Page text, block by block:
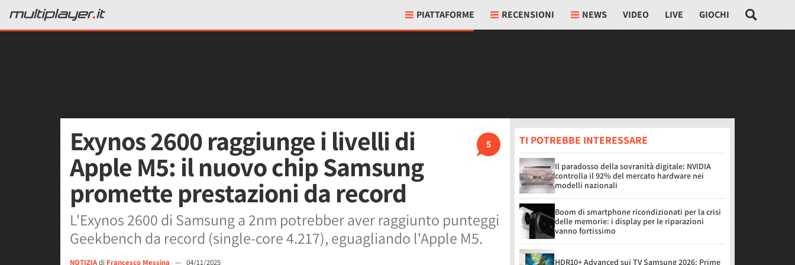
PIATTAFORME RECENSIONI NEWS VIDEO LIVE GIOCHI
5
Exynos 2600 raggiunge i livelli di
Apple M5: il nuovo chip Samsung
promette prestazioni da record
L'Exynos 2600 di Samsung a 2nm potrebber aver raggiunto punteggi
Geekbench da record (single-core 4.217), eguagliando l'Apple M5.
NOTIZIAdi Francesco Messina — 04/11/2025
TI POTREBBE INTERESSARE
Il paradosso della sovranità digitale: NVIDIA
controlla il 92% del mercato hardware nei
modelli nazionali
Boom di smartphone ricondizionati per la crisi
delle memorie: i display per le riparazioni
vanno fortissimo
HDR10+ Advanced sui TV Samsung 2026: Prime